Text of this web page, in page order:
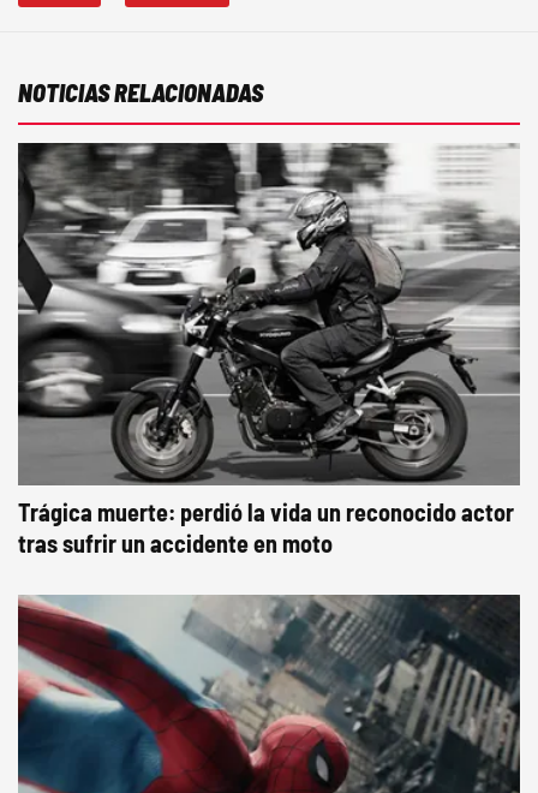
NOTICIAS RELACIONADAS
Trágica muerte: perdió la vida un reconocido actor
tras sufrir un accidente en moto